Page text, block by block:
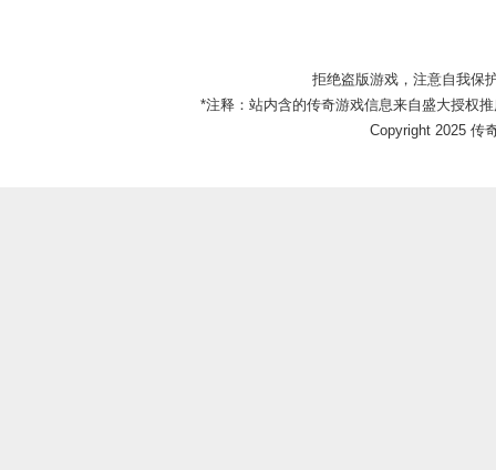
拒绝盗版游戏，注意自我保
*注释：站内含的传奇游戏信息来自盛大授权
Copyright 2025 传